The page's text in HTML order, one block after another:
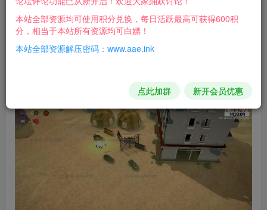
版本介绍
v1.0.0|容量898MB|官方简体中文|支持键盘.鼠标
本站全部资源均可使用积分兑换，每日活跃最高可获得600积
分，相当于本站所有资源均可白嫖！
本站全部资源解压密码：www.aae.ink
点此加群 新开会员优惠